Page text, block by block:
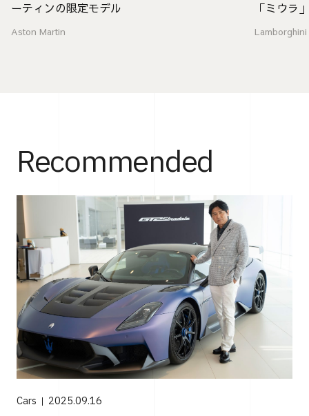
ーティンの限定モデル
Aston Martin
「ミウラ
Lamborghini
Recommended
Cars 2025.09.16